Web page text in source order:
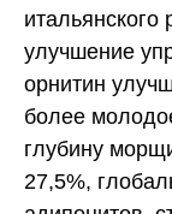
итальянского
улучшение
орнитин
более
глубину
27,5%,